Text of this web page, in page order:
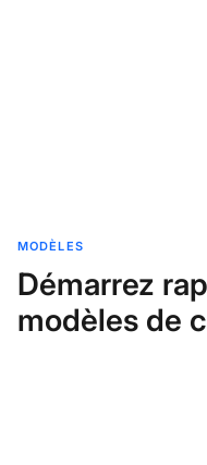
MODÈLES
Démarrez
modèles de